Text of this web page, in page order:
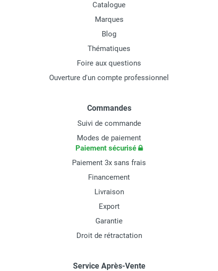
Catalogue
Marques
Blog
Thématiques
Foire aux questions
Ouverture d'un compte professionnel
Commandes
Suivi de commande
Modes de paiement
Paiement sécurisé
Paiement 3x sans frais
Financement
Livraison
Export
Garantie
Droit de rétractation
Service Après-Vente